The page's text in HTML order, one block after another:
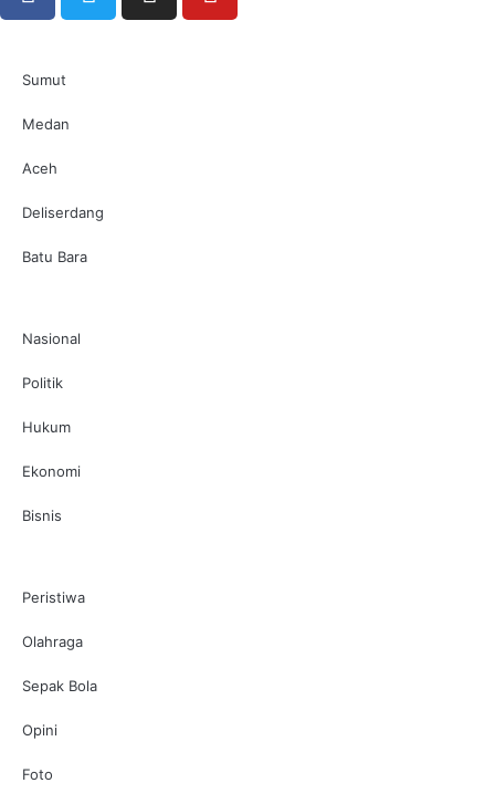
Sumut
Medan
Aceh
Deliserdang
Batu Bara
Nasional
Politik
Hukum
Ekonomi
Bisnis
Peristiwa
Olahraga
Sepak Bola
Opini
Foto